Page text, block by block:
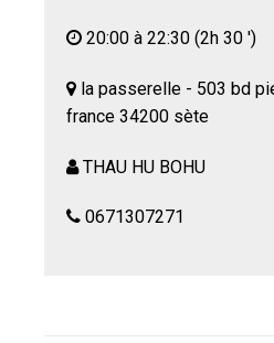
20:00 à 22:30 (2h 30 ')
la passerelle - 503 bd
france 34200 sète
THAU HU BOHU
0671307271